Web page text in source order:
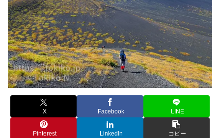
X Facebook LINE
Pinterest LinkedIn コピー